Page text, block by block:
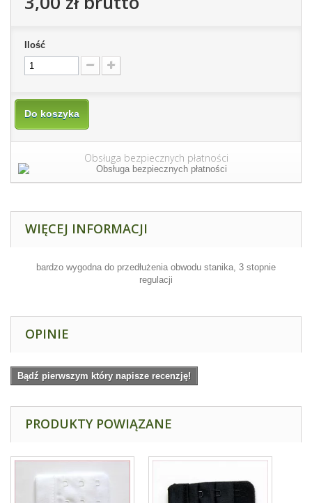
Ilość
Do koszyka
Obsługa bezpiecznych płatności
WIĘCEJ INFORMACJI
bardzo wygodna do przedłużenia obwodu stanika, 3 stopnie
regulacji
OPINIE
Bądź pierwszym który napisze recenzję!
PRODUKTY POWIĄZANE